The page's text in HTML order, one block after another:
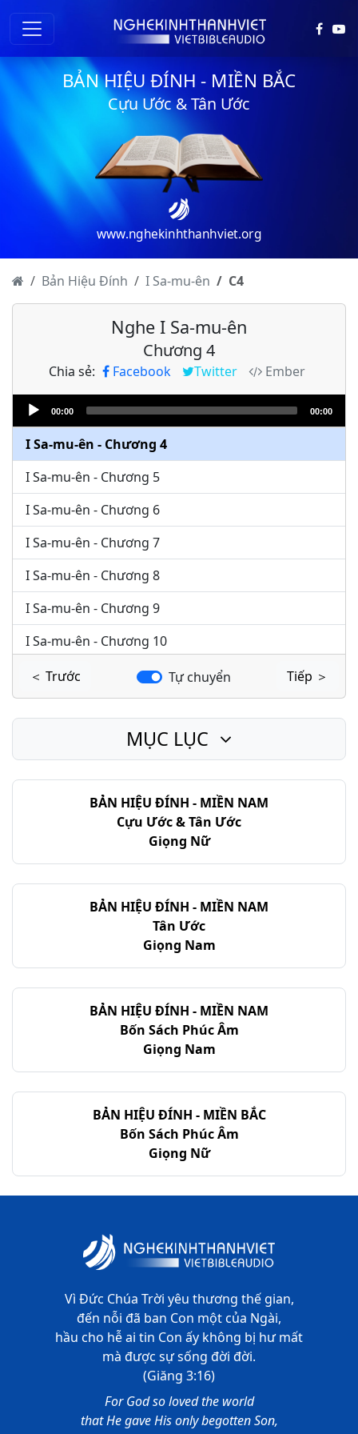
BẢN HIỆU ĐÍNH - MIỀN BẮC
Cựu Ước & Tân Ước
www.nghekinhthanhviet.org
Bản Hiệu Đính I Sa-mu-ên C4
Nghe I Sa-mu-ên
Chương 4
Chia sẻ: Facebook Twitter
Ember
Audio
Player
00:00 00:00
I Sa-mu-ên - Chương 1
I Sa-mu-ên - Chương 2
I Sa-mu-ên - Chương 3
I Sa-mu-ên - Chương 4
I Sa-mu-ên - Chương 5
I Sa-mu-ên - Chương 6
I Sa-mu-ên - Chương 7
I Sa-mu-ên - Chương 8
I Sa-mu-ên - Chương 9
I Sa-mu-ên - Chương 10
I Sa-mu-ên - Chương 11
I Sa-mu-ên - Chương 13
I Sa-mu-ên - Chương 15
I Sa-mu-ên - Chương 16
I Sa-mu-ên - Chương 18
I Sa-mu-ên - Chương 19
I Sa-mu-ên - Chương 20
I Sa-mu-ên - Chương 21
I Sa-mu-ên - Chương 22
I Sa-mu-ên - Chương 23
I Sa-mu-ên - Chương 25
I Sa-mu-ên - Chương 26
I Sa-mu-ên - Chương 27
I Sa-mu-ên - Chương 28
I Sa-mu-ên - Chương 29
I Sa-mu-ên - Chương 30
I Sa-mu-ên - Chương 31
＜ Trước Tự chuyển Tiếp ＞
BẢN HIỆU ĐÍNH - MIỀN NAM
Cựu Ước & Tân Ước
Giọng Nữ
BẢN HIỆU ĐÍNH - MIỀN NAM
Tân Ước
Giọng Nam
BẢN HIỆU ĐÍNH - MIỀN NAM
Bốn Sách Phúc Âm
Giọng Nam
BẢN HIỆU ĐÍNH - MIỀN BẮC
Bốn Sách Phúc Âm
Giọng Nữ
MỤC LỤC
Vì Đức Chúa Trời yêu thương thế gian,
đến nỗi đã ban Con một của Ngài,
hầu cho hễ ai tin Con ấy không bị hư mất
mà được sự sống đời đời.
(Giăng 3:16)
For God so loved the world
that He gave His only begotten Son,